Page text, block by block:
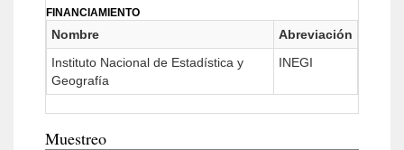
FINANCIAMIENTO
Nombre
Abreviación
Instituto Nacional de Estadística y
Geografía
INEGI
Muestreo